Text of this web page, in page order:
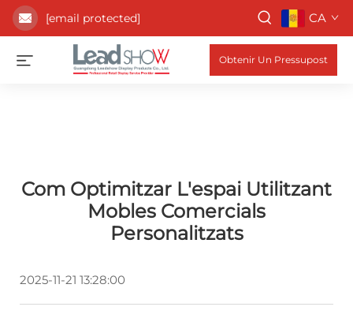
[email protected] CA
Obtenir Un Pressupost
Com Optimitzar L'espai Utilitzant
Mobles Comercials
Personalitzats
2025-11-21 13:28:00